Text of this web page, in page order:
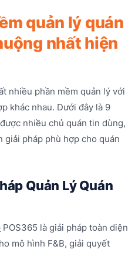
quản lý quán
nhất hiện
nhiều phần mềm quản lý với
khác nhau. Dưới đây là 9
nhiều chủ quán tin dùng,
giải pháp phù hợp cho quán
Quản Lý Quán
POS365 là giải pháp toàn diện
mô hình F&B, giải quyết